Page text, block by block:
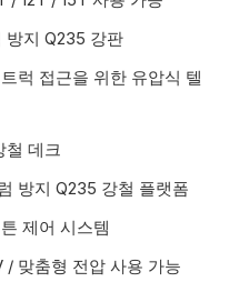
방지 Q235 강판
럭 접근을 위한 유압식 텔
철 데크
방지 Q235 강철 플랫폼
제어 시스템
/ 맞춤형 전압 사용 가능